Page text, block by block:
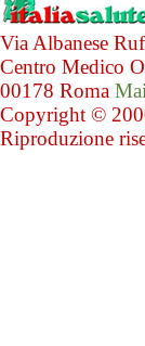
Via Albanese
Centro Medico
00178 Roma
Copyright ©
Riproduzione